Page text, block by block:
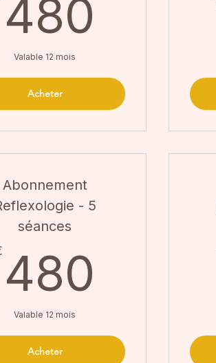
480
Valable 12 mois
Acheter
Abonnement
- 5
séances
480
Valable 12 mois
Acheter